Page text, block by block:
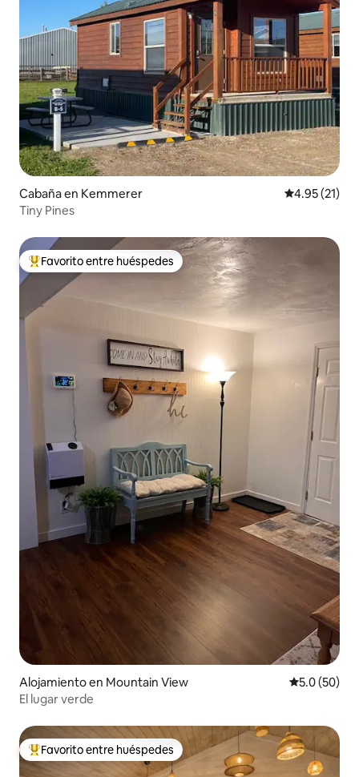
Cabaña en Kemmerer Calificación
4.95 (21)
Tiny Pines
Favorito entre huéspedes preferido
Favorito entre huéspedes
Alojamiento en Mountain View Calificación
5.0 (50)
El lugar verde
Favorito entre huéspedes preferido
Favorito entre huéspedes